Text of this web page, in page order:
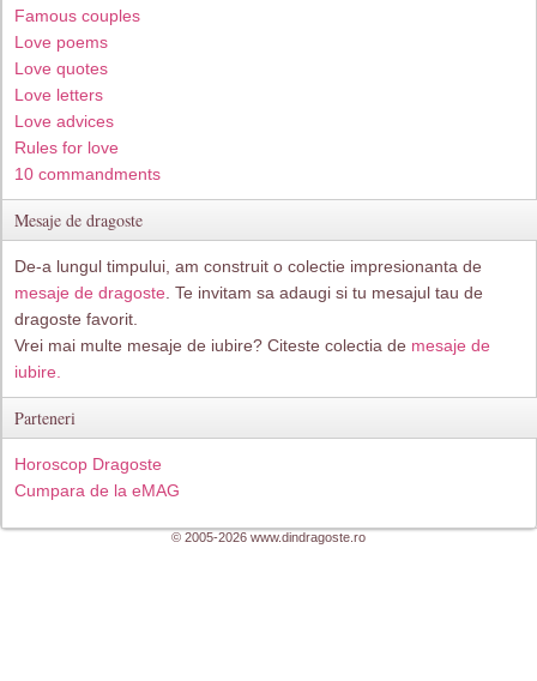
Famous couples
Love poems
Love quotes
Love letters
Love advices
Rules for love
10 commandments
Mesaje de dragoste
De-a lungul timpului, am construit o colectie impresionanta de
mesaje de dragoste . Te invitam sa adaugi si tu mesajul tau de
dragoste favorit.
Vrei mai multe mesaje de iubire? Citeste colectia de mesaje de
iubire.
Parteneri
Horoscop Dragoste
Cumpara de la eMAG
© 2005-2026 www.dindragoste.ro